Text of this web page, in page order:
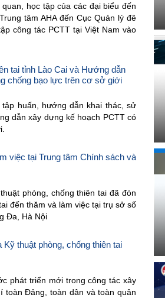
học tập của các đại biểu đến
tâm AHA đến Cục Quản lý đê
công tác PCTT tại Việt Nam vào
tai tỉnh Lào Cai và Hướng dẫn
chống bạo lực trên cơ sở giới
huấn, hướng dẫn khai thác, sử
dẫn xây dựng kế hoạch PCTT có
việc tại Trung tâm Chính sách và
phòng, chống thiên tai đã đón
đến thăm và làm việc tại trụ sở số
Đa, Hà Nội
thuật phòng, chống thiên tai
phát triển mới trong công tác xây
Đảng, toàn dân và toàn quân